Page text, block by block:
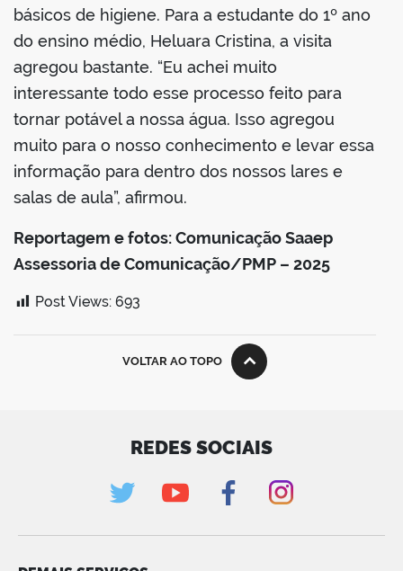
básicos de higiene. Para a estudante do 1º ano
do ensino médio, Heluara Cristina, a visita
agregou bastante. “Eu achei muito
interessante todo esse processo feito para
tornar potável a nossa água. Isso agregou
muito para o nosso conhecimento e levar essa
informação para dentro dos nossos lares e
salas de aula”, afirmou.
Reportagem e fotos: Comunicação Saaep
Assessoria de Comunicação/PMP – 2025
Post Views: 693
VOLTAR AO TOPO
REDES SOCIAIS